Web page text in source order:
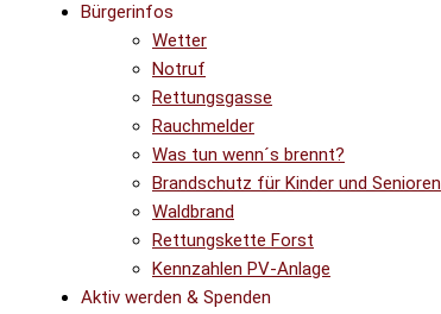
Bürgerinfos
Wetter
Notruf
Rettungsgasse
Rauchmelder
Was tun wenn´s brennt?
Brandschutz für Kinder und Senioren
Waldbrand
Rettungskette Forst
Kennzahlen PV-Anlage
Aktiv werden & Spenden